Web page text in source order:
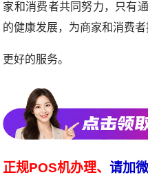
家和消费者共同努力，只有
的健康发展，为商家和消费
更好的服务。
正规POS机办理、请加